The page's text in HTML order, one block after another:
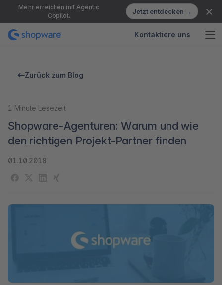
Mehr erreichen mit Agentic
Copilot.
Jetzt entdecken →
Kontaktiere uns
Zurück zum Blog
1 Minute Lesezeit
Shopware-Agenturen: Warum und wie
den richtigen Projekt-Partner finden
01.10.2018